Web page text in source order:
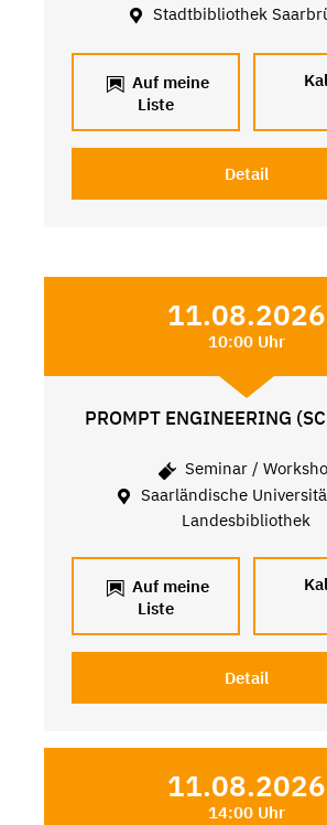
Stadtbibliothek
Auf meine
Liste
Detail
11.08.2026
10:00 Uhr
PROMPT ENGINEERING
Seminar /
Saarländische
Landesbibliothek
Auf meine
Liste
Detail
11.08.2026
14:00 Uhr